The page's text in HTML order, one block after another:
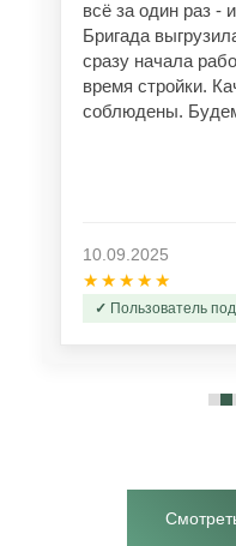
всё за один раз -
Бригада
сразу начала
время стройки.
соблюдены.
10.09.2025
★★★★★
Пользователь